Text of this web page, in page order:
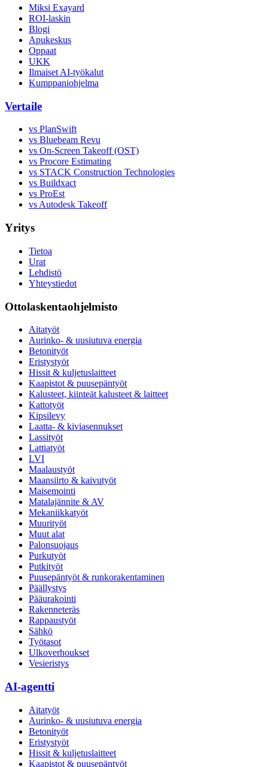
Miksi Exayard
ROI-laskin
Blogi
Apukeskus
Oppaat
UKK
Ilmaiset AI-työkalut
Kumppaniohjelma
Vertaile
vs PlanSwift
vs Bluebeam Revu
vs On-Screen Takeoff (OST)
vs Procore Estimating
vs STACK Construction Technologies
vs Buildxact
vs ProEst
vs Autodesk Takeoff
Yritys
Tietoa
Urat
Lehdistö
Yhteystiedot
Ottolaskentaohjelmisto
Aitatyöt
Aurinko- & uusiutuva energia
Betonityöt
Eristystyöt
Hissit & kuljetuslaitteet
Kaapistot & puusepäntyöt
Kalusteet, kiinteät kalusteet & laitteet
Kattotyöt
Kipsilevy
Laatta- & kiviasennukset
Lassityöt
Lattiatyöt
LVI
Maalaustyöt
Maansiirto & kaivutyöt
Maisemointi
Matalajännite & AV
Mekaniikkatyöt
Muurityöt
Muut alat
Palonsuojaus
Purkutyöt
Putkityöt
Puusepäntyöt & runkorakentaminen
Päällystys
Pääurakointi
Rakenneteräs
Rappaustyöt
Sähkö
Työtasot
Ulkoverhoukset
Vesieristys
AI-agentti
Aitatyöt
Aurinko- & uusiutuva energia
Betonityöt
Eristystyöt
Hissit & kuljetuslaitteet
Kaapistot & puusepäntyöt